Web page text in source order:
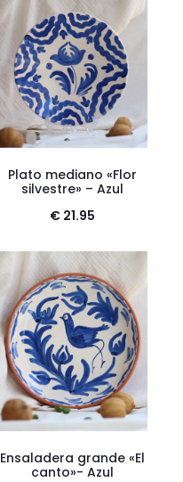
Plato mediano «Flor
silvestre» – Azul
€ 21.95
Ensaladera grande «El
canto»- Azul